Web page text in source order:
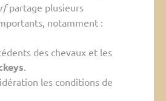
partage plusieurs
notamment :
des chevaux et les
.
les conditions de